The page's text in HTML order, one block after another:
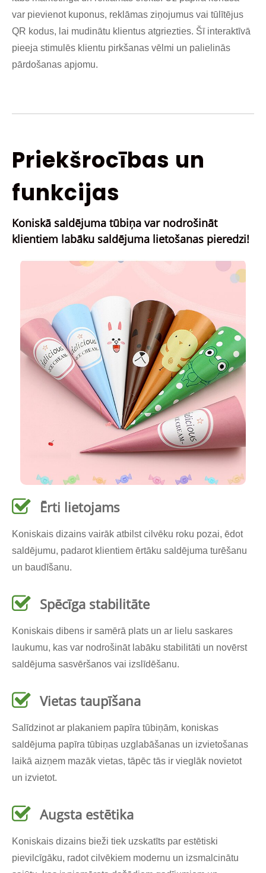
var pievienot kuponus, reklāmas ziņojumus vai tūlītējus
QR kodus, lai mudinātu klientus atgriezties. Šī interaktīvā
pieeja stimulēs klientu pirkšanas vēlmi un palielinās
pārdošanas apjomu.
Priekšrocības un
funkcijas
Koniskā saldējuma tūbiņa var nodrošināt
klientiem labāku saldējuma lietošanas pieredzi!
Ērti lietojams
Koniskais dizains vairāk atbilst cilvēku roku pozai, ēdot
saldējumu, padarot klientiem ērtāku saldējuma turēšanu
un baudīšanu.
Spēcīga stabilitāte
Koniskais dibens ir samērā plats un ar lielu saskares
laukumu, kas var nodrošināt labāku stabilitāti un novērst
saldējuma sasvēršanos vai izslīdēšanu.
Vietas taupīšana
Salīdzinot ar plakaniem papīra tūbiņām, koniskas
saldējuma papīra tūbiņas uzglabāšanas un izvietošanas
laikā aizņem mazāk vietas, tāpēc tās ir vieglāk novietot
un izvietot.
Augsta estētika
Koniskais dizains bieži tiek uzskatīts par estētiski
pievilcīgāku, radot cilvēkiem modernu un izsmalcinātu